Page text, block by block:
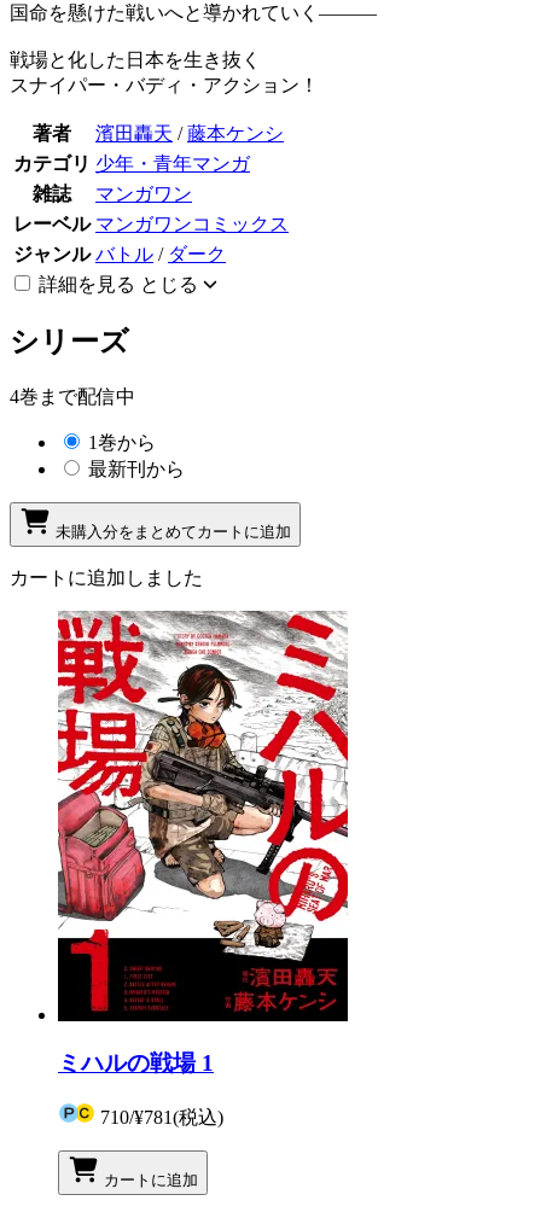
国命を懸けた戦いへと導かれていく―――
戦場と化した日本を生き抜く
スナイパー・バディ・アクション！
著者 濱田轟天 /藤本ケンシ
カテゴリ 少年・青年マンガ
雑誌
マンガワン
レーベル マンガワンコミックス
ジャンル バトル / ダーク
詳細を見る とじる
シリーズ
4巻まで配信中
1巻から
最新刊から
未購入分をまとめてカートに追加
カートに追加しました
ミハルの戦場 1
710/¥781(税込)
カートに追加